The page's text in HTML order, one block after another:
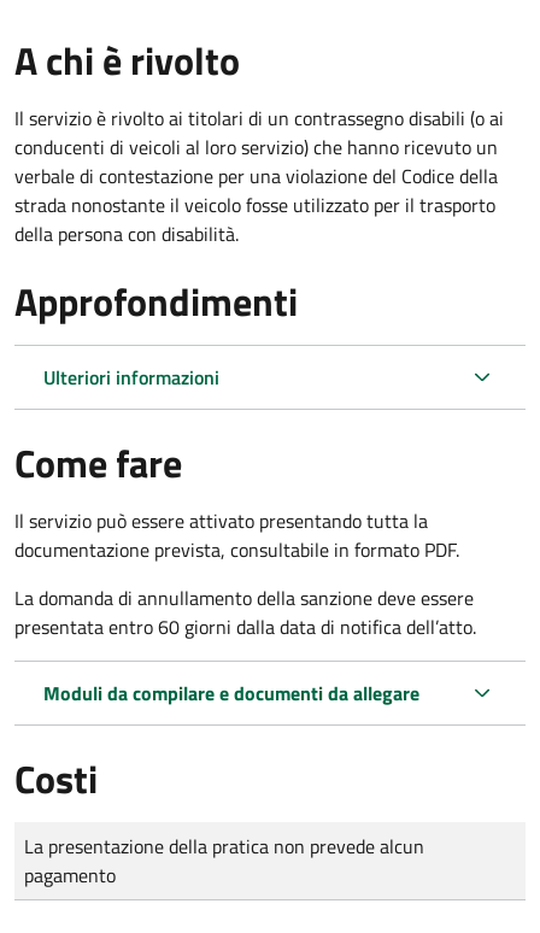
A chi è rivolto
Il servizio è rivolto ai titolari di un contrassegno disabili (o ai
conducenti di veicoli al loro servizio) che hanno ricevuto un
verbale di contestazione per una violazione del Codice della
strada nonostante il veicolo fosse utilizzato per il trasporto
della persona con disabilità.
Approfondimenti
Ulteriori informazioni
Come fare
Il servizio può essere attivato presentando tutta la
documentazione prevista, consultabile in formato PDF.
La domanda di annullamento della sanzione deve essere
presentata entro 60 giorni dalla data di notifica dell’atto.
Moduli da compilare e documenti da allegare
Costi
Tipo di pagamento
Importo
La presentazione della pratica non prevede alcun
pagamento